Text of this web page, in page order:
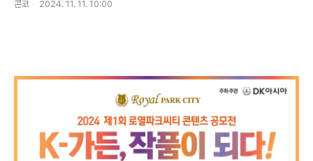
콘코 2024. 11. 11. 10:00